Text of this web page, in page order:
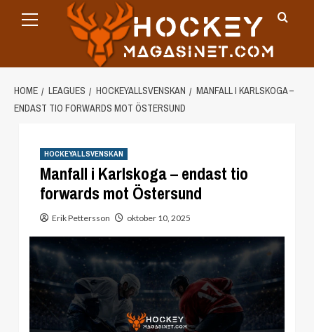
Menu
HOME LEAGUES HOCKEYALLSVENSKAN
MANFALL I KARLSKOGA –
ENDAST TIO FORWARDS MOT ÖSTERSUND
HOCKEYALLSVENSKAN
Manfall i Karlskoga – endast tio
forwards mot Östersund
Erik Pettersson oktober 10, 2025